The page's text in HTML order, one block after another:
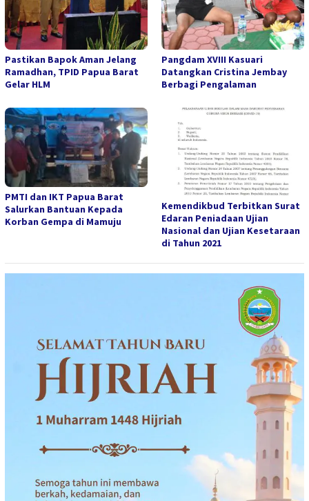
Pastikan Bapok Aman Jelang
Ramadhan, TPID Papua Barat
Gelar HLM
Pangdam XVIII Kasuari
Datangkan Cristina Jembay
Berbagi Pengalaman
PMTI dan IKT Papua Barat
Salurkan Bantuan Kepada
Korban Gempa di Mamuju
Kemendikbud Terbitkan Surat
Edaran Peniadaan Ujian
Nasional dan Ujian Kesetaraan
di Tahun 2021